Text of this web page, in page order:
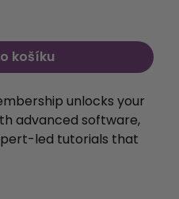
košíku
unlocks your
advanced software,
led tutorials that